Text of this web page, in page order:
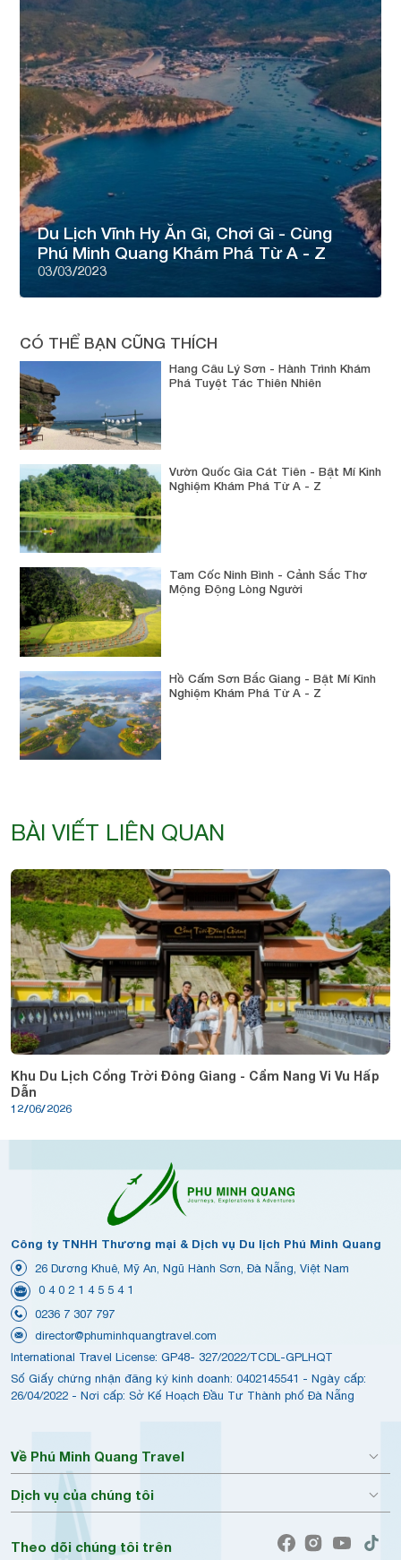
Du Lịch Vĩnh Hy Ăn Gì, Chơi Gì - Cùng
Phú Minh Quang Khám Phá Từ A - Z
03/03/2023
CÓ THỂ BẠN CŨNG THÍCH
Hang Câu Lý Sơn - Hành Trình Khám
Phá Tuyệt Tác Thiên Nhiên
Vườn Quốc Gia Cát Tiên - Bật Mí Kinh
Nghiệm Khám Phá Từ A - Z
Tam Cốc Ninh Bình - Cảnh Sắc Thơ
Mộng Động Lòng Người
Hồ Cấm Sơn Bắc Giang - Bật Mí Kinh
Nghiệm Khám Phá Từ A - Z
BÀI VIẾT LIÊN QUAN
Khu Du Lịch Cổng Trời Đông Giang - Cẩm Nang Vi Vu Hấp
Dẫn
12/06/2026
Công ty TNHH Thương mại & Dịch vụ Du lịch Phú Minh Quang
26 Dương Khuê, Mỹ An, Ngũ Hành Sơn, Đà Nẵng, Việt Nam
0 4 0 2 1 4 5 5 4 1
0236 7 307 797
director@phuminhquangtravel.com
International Travel License: GP48- 327/2022/TCDL-GPLHQT
Số Giấy chứng nhận đăng ký kinh doanh: 0402145541 - Ngày cấp:
26/04/2022 - Nơi cấp: Sở Kế Hoạch Đầu Tư Thành phố Đà Nẵng
Về Phú Minh Quang Travel
Dịch vụ của chúng tôi
Theo dõi chúng tôi trên